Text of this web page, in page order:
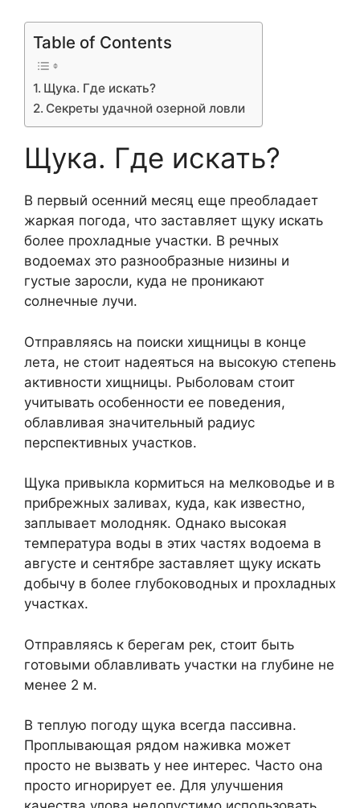
Table of Contents
Щука. Где искать?
Секреты удачной озерной ловли
Щука. Где искать?
В первый осенний месяц еще преобладает
жаркая погода, что заставляет щуку искать
более прохладные участки. В речных
водоемах это разнообразные низины и
густые заросли, куда не проникают
солнечные лучи.
Отправляясь на поиски хищницы в конце
лета, не стоит надеяться на высокую степень
активности хищницы. Рыболовам стоит
учитывать особенности ее поведения,
облавливая значительный радиус
перспективных участков.
Щука привыкла кормиться на мелководье и в
прибрежных заливах, куда, как известно,
заплывает молодняк. Однако высокая
температура воды в этих частях водоема в
августе и сентябре заставляет щуку искать
добычу в более глубоководных и прохладных
участках.
Отправляясь к берегам рек, стоит быть
готовыми облавливать участки на глубине не
менее 2 м.
В теплую погоду щука всегда пассивна.
Проплывающая рядом наживка может
просто не вызвать у нее интерес. Часто она
просто игнорирует ее. Для улучшения